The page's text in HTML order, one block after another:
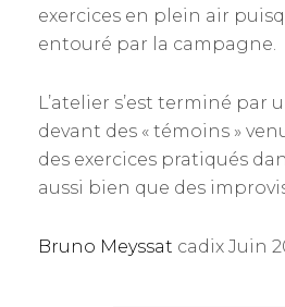
exercices en plein air
entouré par la campagne.
L’atelier s’est terminé par
devant des « témoins »
des exercices pratiqués
aussi bien que des
Bruno Meyssat cadix Juin